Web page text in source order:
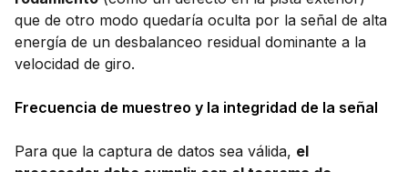
que de otro modo quedaría oculta por la señal de alta
energía de un desbalanceo residual dominante a la
velocidad de giro.
Frecuencia de muestreo y la integridad de la señal
Para que la captura de datos sea válida, el